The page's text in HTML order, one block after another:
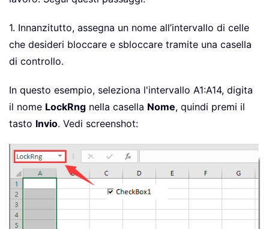
1. Innanzitutto, assegna un nome all’intervallo di celle
che desideri bloccare e sbloccare tramite una casella
di controllo.
In questo esempio, seleziona l'intervallo A1:A14, digita
il nome LockRng nella casella Nome, quindi premi il
tasto Invio. Vedi screenshot: